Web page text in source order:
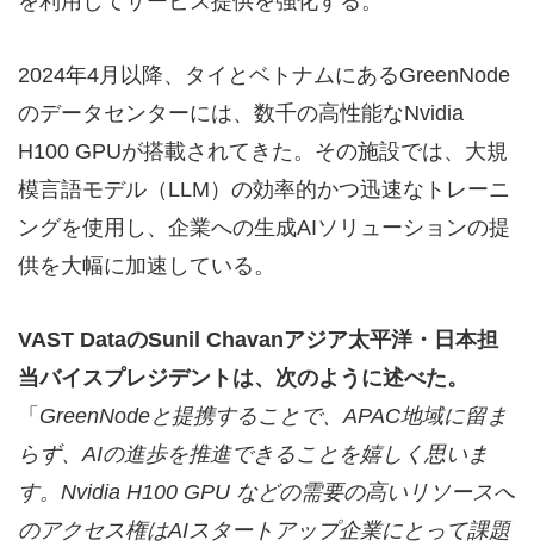
2024年4月以降、タイとベトナムにあるGreenNode
のデータセンターには、数千の高性能なNvidia
H100 GPUが搭載されてきた。その施設では、大規
模言語モデル（LLM）の効率的かつ迅速なトレーニ
ングを使用し、企業への生成AIソリューションの提
供を大幅に加速している。
VAST DataのSunil Chavanアジア太平洋・日本担
当バイスプレジデントは、次のように述べた。
「 GreenNodeと提携することで、APAC地域に留ま
らず、AIの進歩を推進できることを嬉しく思いま
す。 Nvidia H100 GPU などの需要の高いリソースへ
のアクセス権はAIスタートアップ企業にとって課題